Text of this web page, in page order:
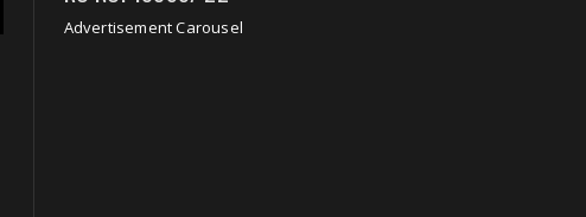
Advertisement Carousel